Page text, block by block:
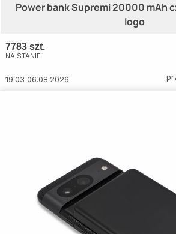
Power bank Supremi 20000 mAh
logo
7783 szt.
NA STANIE
19:03 06.08.2026